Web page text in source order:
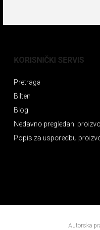
KORISNIČKI SERVIS
Pretraga
Bilten
Blog
Nedavno pregledani
Popis za usporedbu
Autorska